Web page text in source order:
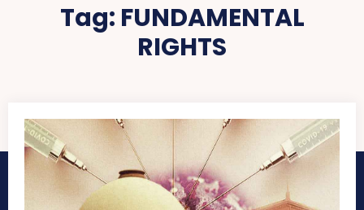
Tag: FUNDAMENTAL
RIGHTS